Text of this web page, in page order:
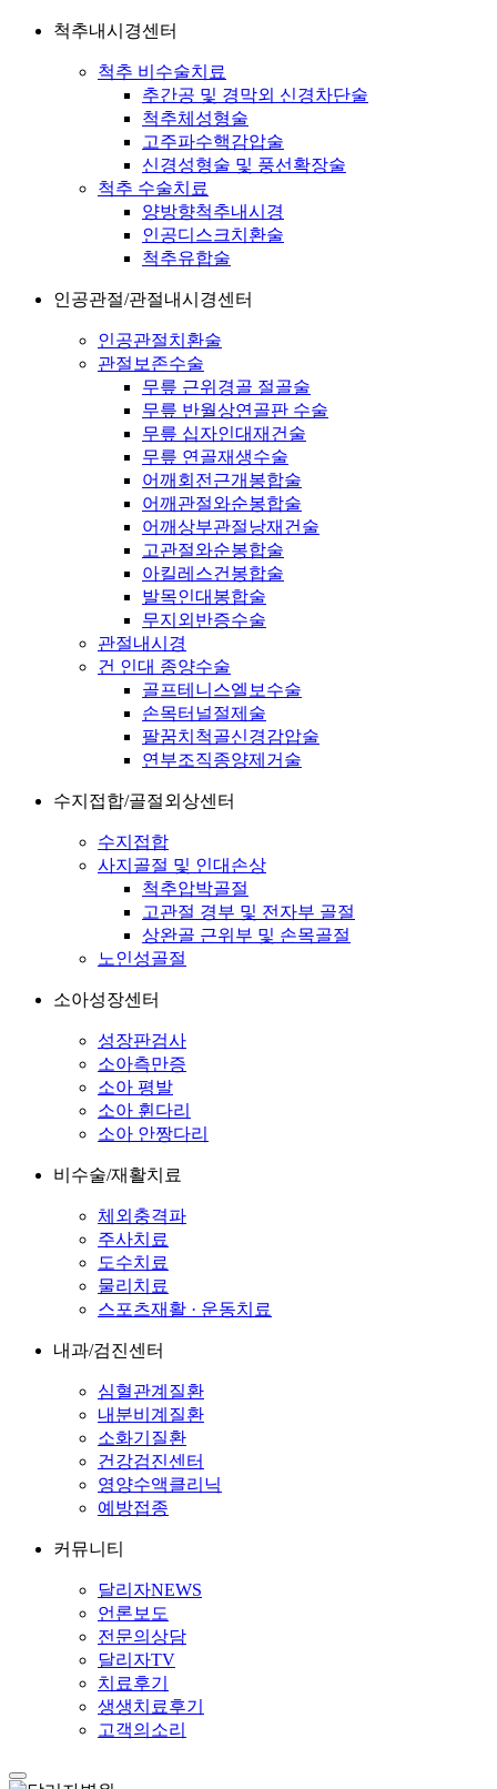
척추내시경센터
척추 비수술치료
추간공 및 경막외 신경차단술
척추체성형술
고주파수핵감압술
신경성형술 및 풍선확장술
척추 수술치료
양방향척추내시경
인공디스크치환술
척추유합술
인공관절/관절내시경센터
인공관절치환술
관절보존수술
무릎 근위경골 절골술
무릎 반월상연골판 수술
무릎 십자인대재건술
무릎 연골재생수술
어깨회전근개봉합술
어깨관절와순봉합술
어깨상부관절낭재건술
고관절와순봉합술
아킬레스건봉합술
발목인대봉합술
무지외반증수술
관절내시경
건 인대 종양수술
골프테니스엘보수술
손목터널절제술
팔꿈치척골신경감압술
연부조직종양제거술
수지접합/골절외상센터
수지접합
사지골절 및 인대손상
척추압박골절
고관절 경부 및 전자부 골절
상완골 근위부 및 손목골절
노인성골절
소아성장센터
성장판검사
소아측만증
소아 평발
소아 휜다리
소아 안짱다리
비수술/재활치료
체외충격파
주사치료
도수치료
물리치료
스포츠재활 · 운동치료
내과/검진센터
심혈관계질환
내분비계질환
소화기질환
건강검진센터
영양수액클리닉
예방접종
커뮤니티
달리자NEWS
언론보도
전문의상담
달리자TV
치료후기
생생치료후기
고객의소리